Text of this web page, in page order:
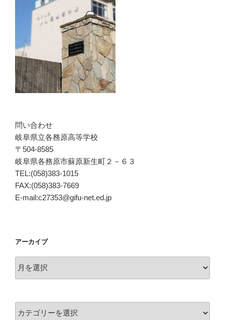
問い合わせ
岐阜県立各務原高等学校
〒504-8585
岐阜県各務原市蘇原新生町２－６３
TEL:(058)383-1015
FAX:(058)383-7669
E-mail:c27353@gifu-net.ed.jp
アーカイブ
ー
ブ